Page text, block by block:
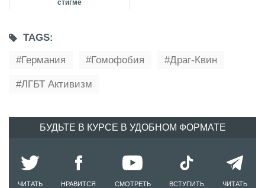
стигме
TAGS:
Германия
Гомофобия Драг-Квин
ЛГБТ Активизм
БУДЬТЕ В КУРСЕ В УДОБНОМ ФОРМАТЕ
ЧИТАТЬ НРАВИТСЯ СМОТРЕТЬ ВСТУПИТЬ ЧИТАТЬ